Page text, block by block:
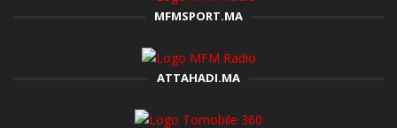
MFMSPORT.MA
ATTAHADI.MA